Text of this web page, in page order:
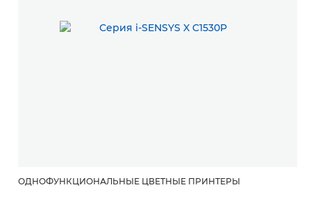
ОДНОФУНКЦИОНАЛЬНЫЕ ЦВЕТНЫЕ ПРИНТЕРЫ